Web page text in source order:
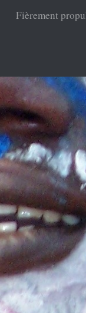
Fièrement